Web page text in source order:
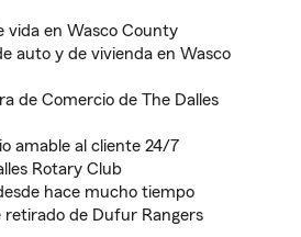
vida en Wasco County
auto y de vivienda en Wasco
de Comercio de The Dalles
amable al cliente 24/7
Rotary Club
hace mucho tiempo
retirado de Dufur Rangers